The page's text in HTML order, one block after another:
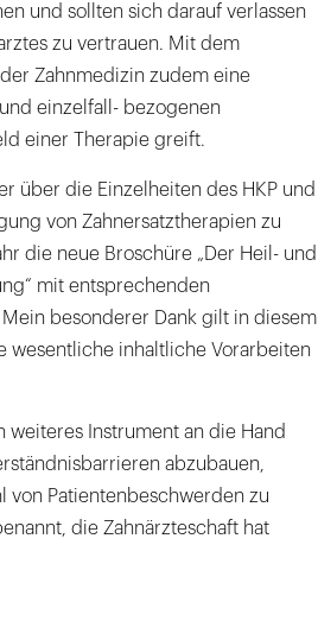
und sollten sich darauf verlassen
zu vertrauen. Mit dem
Zahnmedizin zudem eine
einzelfall- bezogenen
einer Therapie greift.
über die Einzelheiten des HKP und
von Zahnersatztherapien zu
die neue Broschüre „Der Heil- und
mit entsprechenden
besonderer Dank gilt in diesem
wesentliche inhaltliche Vorarbeiten
weiteres Instrument an die Hand
abzubauen,
von Patientenbeschwerden zu
die Zahnärzteschaft hat